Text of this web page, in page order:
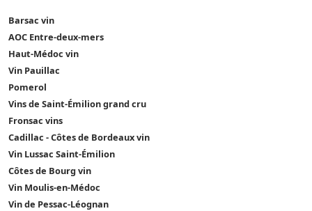
Barsac vin
AOC Entre-deux-mers
Haut-Médoc vin
Vin Pauillac
Pomerol
Vins de Saint-Émilion grand cru
Fronsac vins
Cadillac - Côtes de Bordeaux vin
Vin Lussac Saint-Émilion
Côtes de Bourg vin
Vin Moulis-en-Médoc
Vin de Pessac-Léognan